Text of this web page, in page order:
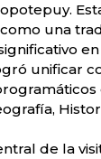
una
unificar
de la